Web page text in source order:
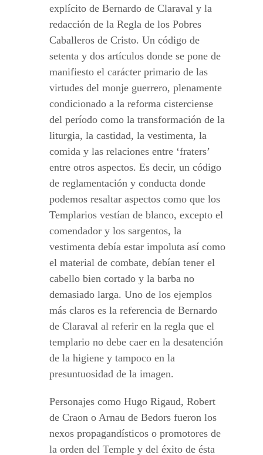
explícito de Bernardo de Claraval y la
redacción de la Regla de los Pobres
Caballeros de Cristo. Un código de
setenta y dos artículos donde se pone de
manifiesto el carácter primario de las
virtudes del monje guerrero, plenamente
condicionado a la reforma cisterciense
del período como la transformación de la
liturgia, la castidad, la vestimenta, la
comida y las relaciones entre ‘fraters’
entre otros aspectos. Es decir, un código
de reglamentación y conducta donde
podemos resaltar aspectos como que los
Templarios vestían de blanco, excepto el
comendador y los sargentos, la
vestimenta debía estar impoluta así como
el material de combate, debían tener el
cabello bien cortado y la barba no
demasiado larga. Uno de los ejemplos
más claros es la referencia de Bernardo
de Claraval al referir en la regla que el
templario no debe caer en la desatención
de la higiene y tampoco en la
presuntuosidad de la imagen.
Personajes como Hugo Rigaud, Robert
de Craon o Arnau de Bedors fueron los
nexos propagandísticos o promotores de
la orden del Temple y del éxito de ésta